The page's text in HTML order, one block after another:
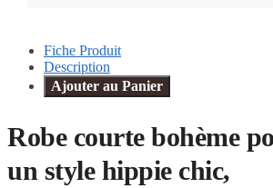
Fiche Produit
Description
Ajouter au Panier
Robe courte bohème
un style hippie chic,